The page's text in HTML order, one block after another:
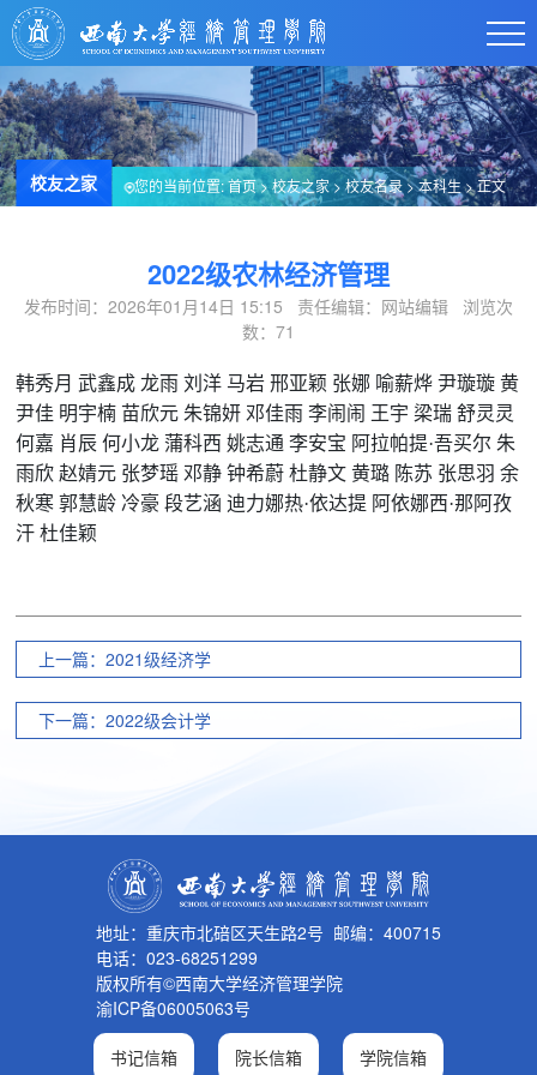
校友之家 您的当前位置:首页>校友之家>校友名录>本科生> 正文
2022级农林经济管理
发布时间：2026年01月14日 15:15 责任编辑：网站编辑 浏览次
数： 71
韩秀月 武鑫成 龙雨 刘洋 马岩 邢亚颖 张娜 喻薪烨 尹璇璇 黄
尹佳 明宇楠 苗欣元 朱锦妍 邓佳雨 李闹闹 王宇 梁瑞 舒灵灵
何嘉 肖辰 何小龙 蒲科西 姚志通 李安宝 阿拉帕提·吾买尔 朱
雨欣 赵婧元 张梦瑶 邓静 钟希蔚 杜静文 黄璐 陈苏 张思羽 余
秋寒 郭慧龄 冷豪 段艺涵 迪力娜热·依达提 阿依娜西·那阿孜
汗 杜佳颖
上一篇：2021级经济学
下一篇：2022级会计学
地址：重庆市北碚区天生路2号 邮编：400715
电话：023-68251299
版权所有©西南大学经济管理学院
渝ICP备06005063号
书记信箱 院长信箱 学院信箱